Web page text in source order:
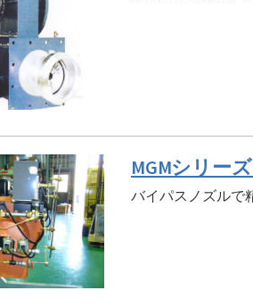
MGMシリー
バイパスノズルで